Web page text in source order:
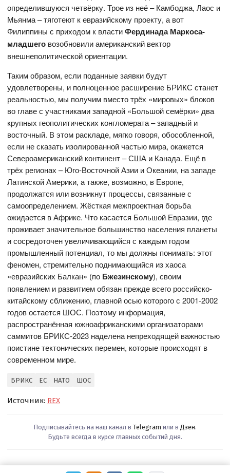
определившуюся четвёрку. Трое из неё – Камбоджа, Лаос и
Мьянма – тяготеют к евразийскому проекту, а вот
Филиппины с приходом к властиФердинада Маркоса-
младшего возобновили американский вектор
внешнеполитической ориентации.
Таким образом, если поданные заявки будут
удовлетворены, и полноценное расширение БРИКС станет
реальностью, мы получим вместо трёх «мировых» блоков
во главе с участниками западной «Большой семёрки» два
крупных геополитических конгломерата – западный и
восточный. В этом раскладе, мягко говоря, обособленной,
если не сказать изолированной частью мира, окажется
Североамериканский континент – США и Канада. Ещё в
трёх регионах – Юго-Восточной Азии и Океании, на западе
Латинской Америки, а также, возможно, в Европе,
продолжатся или возникнут процессы, связанные с
самоопределением. Жёсткая межпроектная борьба
ожидается в Африке. Что касается Большой Евразии, где
проживает значительное большинство населения планеты
и сосредоточен увеличивающийся с каждым годом
промышленный потенциал, то мы должны понимать: этот
феномен, стремительно поднимающийся из хаоса
«евразийских Балкан» (по Бжезинскому), своим
появлением и развитием обязан прежде всего российско-
китайскому сближению, главной осью которого с 2001-2002
годов остается ШОС. Поэтому информация,
распространённая южноафриканскими организаторами
саммитов БРИКС-2023 наделена непреходящей важностью
поистине тектонических перемен, которые происходят в
современном мире.
БРИКС ЕС НАТО ШОС
Источник: REX
Подписывайтесь на наш канал в Telegram или в Дзен.
Будьте всегда в курсе главных событий дня.